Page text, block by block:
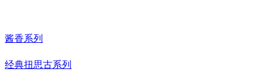
酱香系列
经典扭思古系列